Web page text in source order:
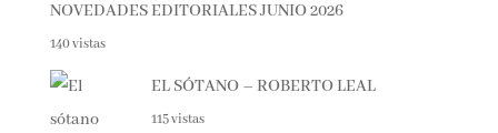
NOVEDADES EDITORIALES JUNIO 2026
140 vistas
EL SÓTANO – ROBERTO LEAL
115 vistas